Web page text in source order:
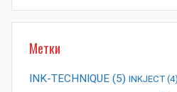
Метки
INK-TECHNIQUE (5) INKJECT (4)